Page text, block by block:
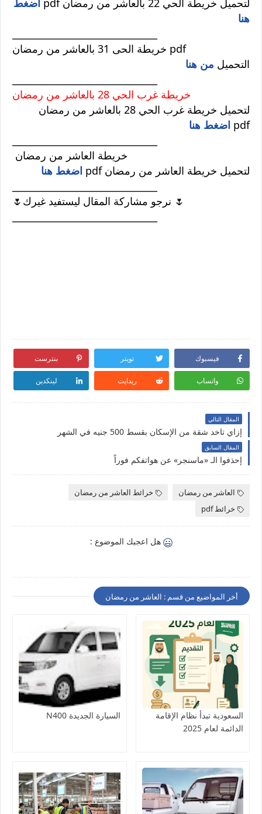
لتحميل خريطة الحي 22 بالعاشر من رمضان pdf
اضغط
هنا
خريطة الحى 31 بالعاشر من رمضان pdf
التحميل من هنا
خريطة غرب الحي 28 بالعاشر من رمضان
لتحميل خريطة غرب الحي 28 بالعاشر من رمضان
pdf اضغط هنا
خريطة العاشر من رمضان
لتحميل خريطة العاشر من رمضان pdf
اضغط هنا
🌷نرجو مشاركة المقال ليستفيد غيرك 🌷
فيسبوك تويتر بنترست
واتساب ريدايت لينكدين
المقال التالي
إزاي تاخد شقة من الإسكان بقسط 500 جنيه في الشهر
المقال السابق
إحذفوا الـ «ماسنجر» عن هواتفكم فوراً
العاشر من رمضان
خرائط العاشر من رمضان
خرائط pdf
هل اعجبك الموضوع :
أخر المواضيع من قسم : العاشر من رمضان
السعودية تبدأ نظام الإقامة
الدائمة لعام 2025
السيارة الجديدة N400